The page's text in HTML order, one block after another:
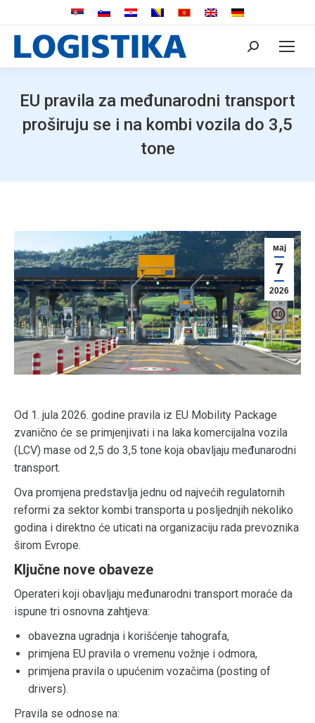
Search:
EU pravila za međunarodni transport
proširuju se i na kombi vozila do 3,5
tone
мај
7
2026
Od 1. jula 2026. godine pravila iz EU Mobility Package
zvanično će se primjenjivati i na laka komercijalna vozila
(LCV) mase od 2,5 do 3,5 tone koja obavljaju međunarodni
transport.
Ova promjena predstavlja jednu od najvećih regulatornih
reformi za sektor kombi transporta u posljednjih nekoliko
godina i direktno će uticati na organizaciju rada prevoznika
širom Evrope.
Ključne nove obaveze
Operateri koji obavljaju međunarodni transport moraće da
ispune tri osnovna zahtjeva:
obavezna ugradnja i korišćenje tahografa,
primjena EU pravila o vremenu vožnje i odmora,
primjena pravila o upućenim vozačima (posting of
drivers).
Pravila se odnose na: